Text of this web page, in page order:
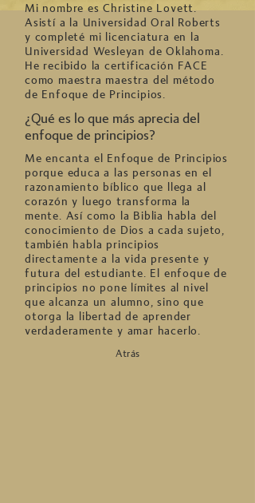
Mi nombre es Christine Lovett.
Asistí a la Universidad Oral Roberts
y completé mi licenciatura en la
Universidad Wesleyan de Oklahoma.
He recibido la certificación FACE
como maestra maestra del método
de Enfoque de Principios.
¿Qué es lo que más aprecia del
enfoque de principios?
Me encanta el Enfoque de Principios
porque educa a las personas en el
razonamiento bíblico que llega al
corazón y luego transforma la
mente. Así como la Biblia habla del
conocimiento de Dios a cada sujeto,
también habla principios
directamente a la vida presente y
futura del estudiante. El enfoque de
principios no pone límites al nivel
que alcanza un alumno, sino que
otorga la libertad de aprender
verdaderamente y amar hacerlo.
Atrás